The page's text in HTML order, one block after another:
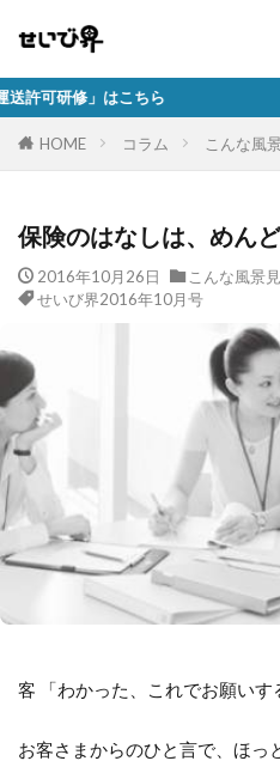
こちら
HOME コラム こんな風
保険のはなしは、めん
2016年10月26日
こんな風景
せいび界2016年10月号
客 「わかった、これでお願いす
お客さまからのひと言で、ほっ